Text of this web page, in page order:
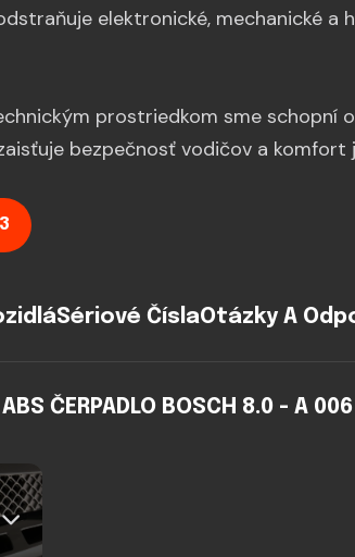
elektronické, mechanické a
prostriedkom sme schopní
bezpečnosť vodičov a komfort
Sériové ČíslaOtázky A
ABS ČERPADLO BOSCH 8.0 - A